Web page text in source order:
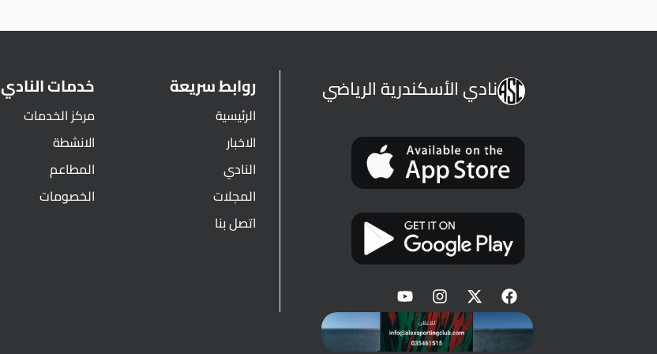
نادي الأسكندرية الرياضي روابط سريعة
الرئيسية
الاخبار
النادي
المجلات
اتصل بنا
خدمات النادي
مركز الخدمات
الانشطة
المطاعم
الخصومات